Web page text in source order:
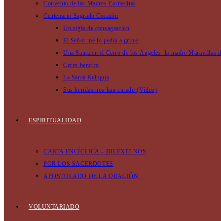
Convento de las Madres Carmelitas
Centenario Sagrado Corazón
Un siglo de consagración
El Señor me lo pedía a gritos
Una Santa en el Cerro de los Ángeles: la madre Maravillas
Cerro bendito
La Santa Reliquia
Sus heridas nos han curado (Vídeo)
ESPIRITUALIDAD
CARTA ENCÍCLICA – DILEXIT NOS
POR LOS SACERDOTES
APOSTOLADO DE LA ORACIÓN
VOLUNTARIADO